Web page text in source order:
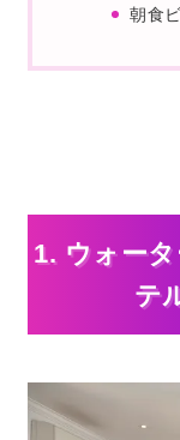
朝食
1. ウォー
テ